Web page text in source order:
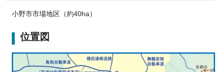
小野市市場地区（約40ha）
位置図